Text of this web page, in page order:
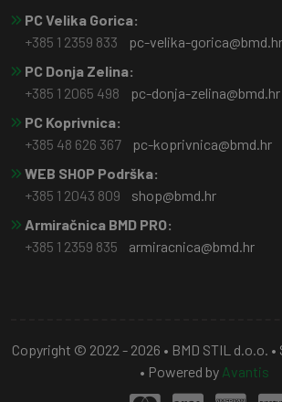
PC Velika Gorica:
+385 1 2359 833
pc-velika-gorica@bmd.hr
PC Donja Zelina:
+385 1 2065 498
pc-donja-zelina@bmd.hr
PC Koprivnica:
+385 48 626 367
pc-koprivnica@bmd.hr
WEB SHOP Podrška:
+385 1 2043 809
shop@bmd.hr
Armiračnica BMD PRO:
+385 1 2359 835
armiracnica@bmd.hr
Copyright © 2022 - 2026 • BMD STIL d.o.o. •
• Powered by Avantis